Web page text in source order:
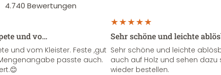
4.740 Bewertungen
und vo…
und vom Kleister. Feste ,gut
passte auch.
Sehr schöne und leichte
Sehr schöne und leichte
auch auf Holz und sehen
wieder bestellen.